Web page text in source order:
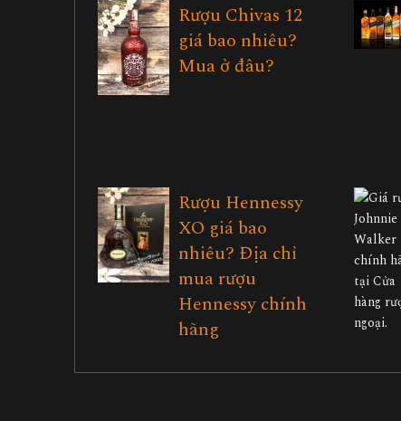
Rượu Chivas 12
giá bao nhiêu?
Mua ở đâu?
Rượu Hennessy
XO giá bao
nhiêu? Địa chỉ
mua rượu
Hennessy chính
hãng